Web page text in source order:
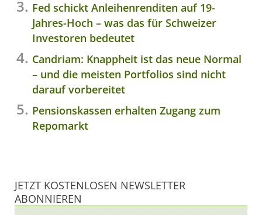
Fed schickt Anleihenrenditen auf 19-
Jahres-Hoch – was das für Schweizer
Investoren bedeutet
Candriam: Knappheit ist das neue Normal
– und die meisten Portfolios sind nicht
darauf vorbereitet
Pensionskassen erhalten Zugang zum
Repomarkt
JETZT KOSTENLOSEN NEWSLETTER
ABONNIEREN